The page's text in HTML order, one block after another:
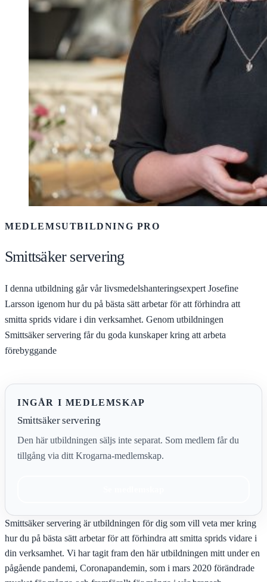
MEDLEMSUTBILDNING PRO
Smittsäker servering
I denna utbildning går vår livsmedelshanteringsexpert Josefine
Larsson igenom hur du på bästa sätt arbetar för att förhindra att
smitta sprids vidare i din verksamhet. Genom utbildningen
Smittsäker servering får du goda kunskaper kring att arbeta
förebyggande
INGÅR I MEDLEMSKAP
Smittsäker servering
Den här utbildningen säljs inte separat. Som medlem får du
tillgång via ditt Krogarna-medlemskap.
Smittsäker servering är utbildningen för dig som vill veta mer kring
hur du på bästa sätt arbetar för att förhindra att smitta sprids vidare i
din verksamhet. Vi har tagit fram den här utbildningen mitt under en
pågående pandemi, Coronapandemin, som i mars 2020 förändrade